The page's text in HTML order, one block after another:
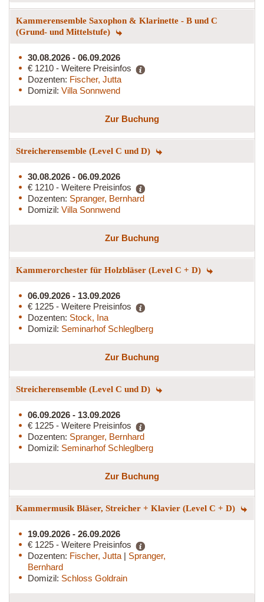
Kammerensemble Saxophon & Klarinette - B und C
(Grund- und Mittelstufe)
30.08.2026 - 06.09.2026
€ 1210 - Weitere Preisinfos
Dozenten: Fischer, Jutta
Domizil: Villa Sonnwend
Zur Buchung
Streicherensemble (Level C und D)
30.08.2026 - 06.09.2026
€ 1210 - Weitere Preisinfos
Dozenten: Spranger, Bernhard
Domizil: Villa Sonnwend
Zur Buchung
Kammerorchester für Holzbläser (Level C + D)
06.09.2026 - 13.09.2026
€ 1225 - Weitere Preisinfos
Dozenten: Stock, Ina
Domizil: Seminarhof Schleglberg
Zur Buchung
Streicherensemble (Level C und D)
06.09.2026 - 13.09.2026
€ 1225 - Weitere Preisinfos
Dozenten: Spranger, Bernhard
Domizil: Seminarhof Schleglberg
Zur Buchung
Kammermusik Bläser, Streicher + Klavier (Level C + D)
19.09.2026 - 26.09.2026
€ 1225 - Weitere Preisinfos
Dozenten: Fischer, Jutta | Spranger,
Bernhard
Domizil: Schloss Goldrain